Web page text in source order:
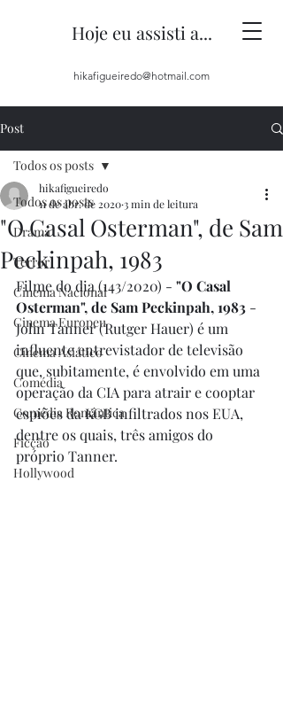
Hoje eu assisti a...
hikafigueiredo@hotmail.com
Post
Todos os posts
Drama
Terror
Cinema Nacional
Cinema Europeu
Cinema Asiático
Comédia
Comédia Romântica
Ficção
Hollywood
Todos os posts
"O Casal Osterman", de Sam
Peckinpah, 1983
hikafigueiredo
11 de abr. de 20203 min de leitura
Filme do dia (143/2020) - "O Casal
Osterman", de Sam Peckinpah, 1983 -
John Tanner (Rutger Hauer) é um
influente entrevistador de televisão
que, subitamente, é envolvido em uma
operação da CIA para atrair e cooptar
espiões da KGB infiltrados nos EUA,
dentre os quais, três amigos do
próprio Tanner.